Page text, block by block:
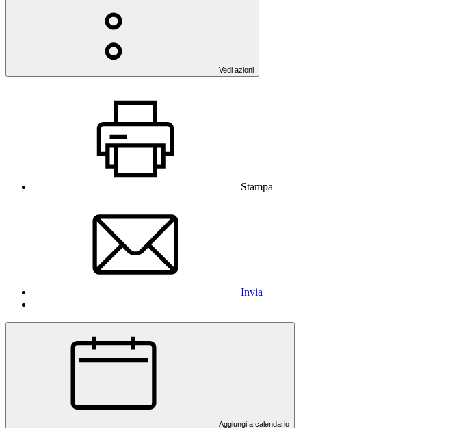
Vedi azioni
Stampa
Invia
Aggiungi a calendario